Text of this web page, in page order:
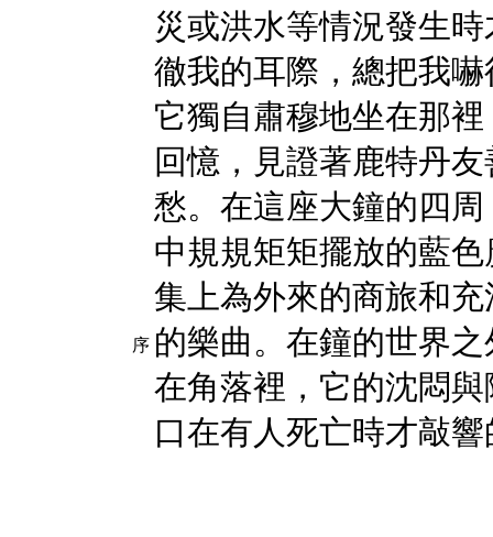
序
災或洪水等情況發生
徹我的耳際，總把我
它獨自肅穆地坐在那
回憶，見證著鹿特丹
愁。在這座大鐘的四
中規規矩矩擺放的藍
集上為外來的商旅和
的樂曲。在鐘的世界
在角落裡，它的沈悶
口在有人死亡時才敲